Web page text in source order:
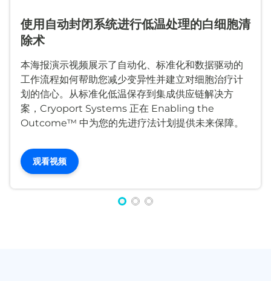
使用自动封闭系统进行低温处理的白细胞清
除术
本海报演示视频展示了自动化、标准化和数据驱动的
工作流程如何帮助您减少变异性并建立对细胞治疗计
划的信心。从标准化低温保存到集成供应链解决方
案，Cryoport Systems 正在 Enabling the
Outcome™ 中为您的先进疗法计划提供未来保障。
观看视频